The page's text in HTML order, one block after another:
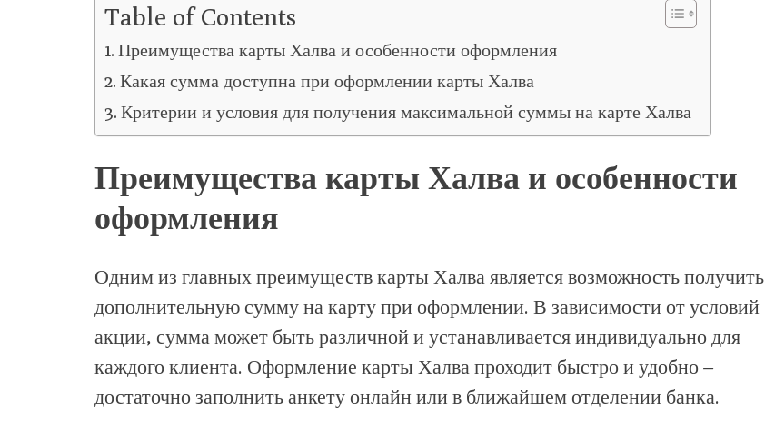
Table of Contents
Преимущества карты Халва и особенности оформления
Какая сумма доступна при оформлении карты Халва
Критерии и условия для получения максимальной суммы на карте Халва
Преимущества карты Халва и особенности
оформления
Одним из главных преимуществ карты Халва является возможность получить
дополнительную сумму на карту при оформлении. В зависимости от условий
акции, сумма может быть различной и устанавливается индивидуально для
каждого клиента. Оформление карты Халва проходит быстро и удобно –
достаточно заполнить анкету онлайн или в ближайшем отделении банка.